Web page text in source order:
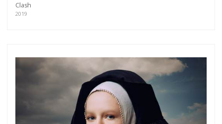
Clash
2019